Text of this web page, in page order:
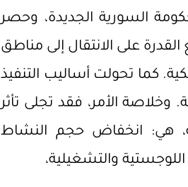
السورية الجديدة، وحصر
على الانتقال إلى مناطق
كما تحولت أساليب التنفيذ
وخلاصة الأمر، فقد تجلى تأثر
هي: انخفاض حجم النشاط
والتشغيلية،